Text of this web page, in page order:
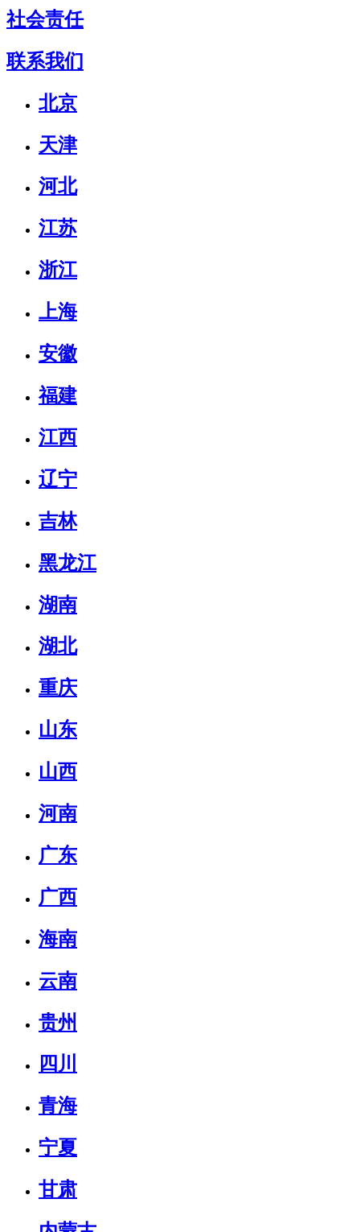
社会责任
联系我们
北京
天津
河北
江苏
浙江
上海
安徽
福建
江西
辽宁
吉林
黑龙江
湖南
湖北
重庆
山东
山西
河南
广东
广西
海南
云南
贵州
四川
青海
宁夏
甘肃